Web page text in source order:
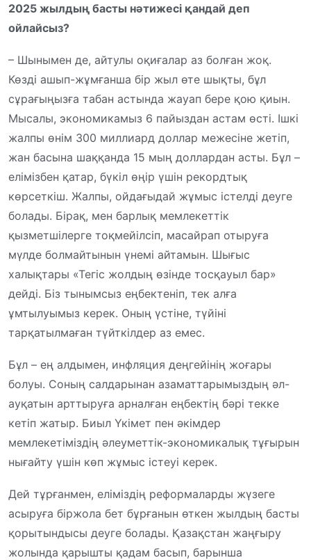
2025 жылдың басты нәтижесі қандай деп
ойлайсыз?
– Шынымен де, айтулы оқиғалар аз болған жоқ.
Көзді ашып-жұмғанша бір жыл өте шықты, бұл
сұрағыңызға табан астында жауап бере қою қиын.
Мысалы, экономикамыз 6 пайыздан астам өсті. Ішкі
жалпы өнім 300 миллиард доллар межесіне жетіп,
жан басына шаққанда 15 мың доллардан асты. Бұл –
елімізбен қатар, бүкіл өңір үшін рекордтық
көрсеткіш. Жалпы, ойдағыдай жұмыс істелді деуге
болады. Бірақ, мен барлық мемлекеттік
қызметшілерге тоқмейілсіп, масайрап отыруға
мүлде болмайтынын үнемі айтамын. Шығыс
халықтары «Тегіс жолдың өзінде тосқауыл бар»
дейді. Біз тынымсыз еңбектеніп, тек алға
ұмтылуымыз керек. Оның үстіне, түйіні
тарқатылмаған түйткілдер аз емес.
Бұл – ең алдымен, инфляция деңгейінің жоғары
болуы. Соның салдарынан азаматтарымыздың әл-
ауқатын арттыруға арналған еңбектің бәрі текке
кетіп жатыр. Биыл Үкімет пен әкімдер
мемлекетіміздің әлеуметтік-экономикалық тұғырын
нығайту үшін көп жұмыс істеуі керек.
Дей тұрғанмен, еліміздің реформаларды жүзеге
асыруға біржола бет бұрғанын өткен жылдың басты
қорытындысы деуге болады. Қазақстан жаңғыру
жолында қарышты қадам басып, барынша